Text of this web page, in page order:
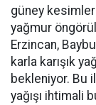
güney
yağmur
Erzincan,
karla karışık
bekleniyor. Bu
yağışı ihtimali